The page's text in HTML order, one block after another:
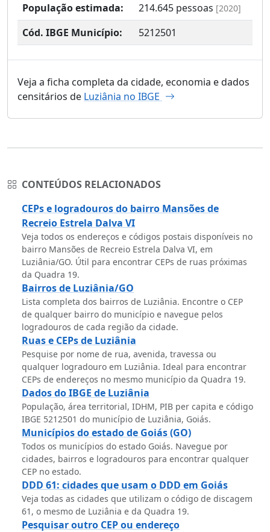
População estimada:
214.645 pessoas [2020]
Cód. IBGE Município: 5212501
Veja a ficha completa da cidade, economia e dados
censitários de Luziânia no IBGE
CONTEÚDOS RELACIONADOS
CEPs e logradouros do bairro Mansões de
Recreio Estrela Dalva VI
Veja todos os endereços e códigos postais disponíveis no
bairro Mansões de Recreio Estrela Dalva VI, em
Luziânia/GO. Útil para encontrar CEPs de ruas próximas
da Quadra 19.
Bairros de Luziânia/GO
Lista completa dos bairros de Luziânia. Encontre o CEP
de qualquer bairro do município e navegue pelos
logradouros de cada região da cidade.
Ruas e CEPs de Luziânia
Pesquise por nome de rua, avenida, travessa ou
qualquer logradouro em Luziânia. Ideal para encontrar
CEPs de endereços no mesmo município da Quadra 19.
Dados do IBGE de Luziânia
População, área territorial, IDHM, PIB per capita e código
IBGE 5212501 do município de Luziânia, Goiás.
Municípios do estado de Goiás (GO)
Todos os municípios do estado Goiás. Navegue por
cidades, bairros e logradouros para encontrar qualquer
CEP no estado.
DDD 61: cidades que usam o DDD em Goiás
Veja todas as cidades que utilizam o código de discagem
61, o mesmo de Luziânia e da Quadra 19.
Pesquisar outro CEP ou endereço